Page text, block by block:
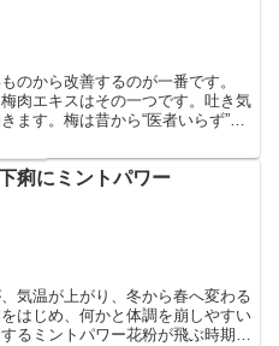
のから改善するのが一番です。
肉エキスはその一つです。吐き気
ます。梅は昔から“医者いらず”と
痢にミントパワー
気温が上がり、冬から春へ変わる
はじめ、何かと体調を崩しやすい
るミントパワー花粉が飛ぶ時期